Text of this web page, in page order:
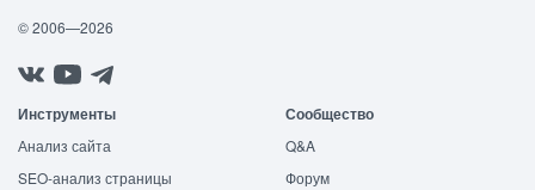
© 2006—2026
Инструменты
Анализ сайта
SEO-анализ страницы
Сообщество
Q&A
Форум